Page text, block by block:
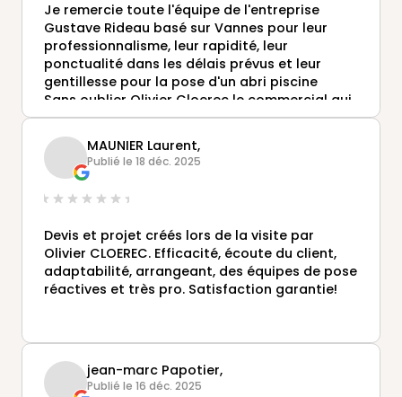
Je remercie toute l'équipe de l'entreprise
Gustave Rideau basé sur Vannes pour leur
professionnalisme, leur rapidité, leur
ponctualité dans les délais prévus et leur
gentillesse pour la pose d'un abri piscine
Sans oublier Olivier Cloerec le commercial qui
a toujours répondu présent à chacun de mes
appels et de sa gentillesse
Je vous recommande vivement cette
entreprise pour vos projets vous ne serez pas
déçu
Meder Myriam
MAUNIER Laurent,
Publié le 18 déc. 2025
Devis et projet créés lors de la visite par
Olivier CLOEREC. Efficacité, écoute du client,
adaptabilité, arrangeant, des équipes de pose
réactives et très pro. Satisfaction garantie!
jean-marc Papotier,
Publié le 16 déc. 2025